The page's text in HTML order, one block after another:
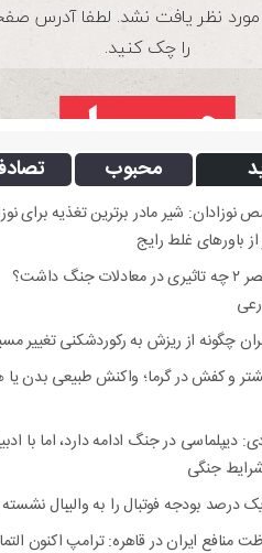
محبوب
شیر مادر برترین تغذیه برای
باورهای غلط رایج
عملیات نصر ۲ چه تاثیری در معادلات جنگ داشت؟
چگونه از ریزش به رکوردشکنی تغییر
و کفش در گرما؛ واکنش طبیعی بدن یا
دیپلماسی در جنگ ادامه دارد، اما با
جنگی
درصد بودجه فوتبال را به والیبال
منافع ایران در قاهره: ترامپ اکنون